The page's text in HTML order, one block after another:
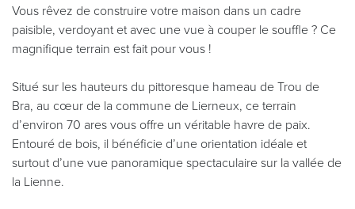
Vous rêvez de construire votre maison dans un cadre
paisible, verdoyant et avec une vue à couper le souffle ? Ce
magnifique terrain est fait pour vous !
Situé sur les hauteurs du pittoresque hameau de Trou de
Bra, au cœur de la commune de Lierneux, ce terrain
d’environ 70 ares vous offre un véritable havre de paix.
Entouré de bois, il bénéficie d’une orientation idéale et
surtout d’une vue panoramique spectaculaire sur la vallée de
la Lienne.